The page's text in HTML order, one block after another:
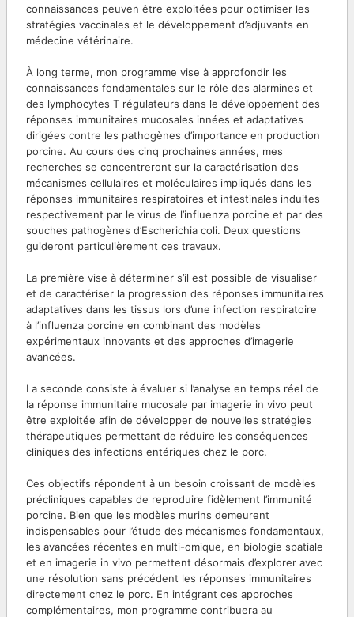
connaissances peuven être exploitées pour optimiser les
stratégies vaccinales et le développement d’adjuvants en
médecine vétérinaire.
À long terme, mon programme vise à approfondir les
connaissances fondamentales sur le rôle des alarmines et
des lymphocytes T régulateurs dans le développement des
réponses immunitaires mucosales innées et adaptatives
dirigées contre les pathogènes d’importance en production
porcine. Au cours des cinq prochaines années, mes
recherches se concentreront sur la caractérisation des
mécanismes cellulaires et moléculaires impliqués dans les
réponses immunitaires respiratoires et intestinales induites
respectivement par le virus de l’influenza porcine et par des
souches pathogènes d’Escherichia coli. Deux questions
guideront particulièrement ces travaux.
La première vise à déterminer s’il est possible de visualiser
et de caractériser la progression des réponses immunitaires
adaptatives dans les tissus lors d’une infection respiratoire
à l’influenza porcine en combinant des modèles
expérimentaux innovants et des approches d’imagerie
avancées.
La seconde consiste à évaluer si l’analyse en temps réel de
la réponse immunitaire mucosale par imagerie in vivo peut
être exploitée afin de développer de nouvelles stratégies
thérapeutiques permettant de réduire les conséquences
cliniques des infections entériques chez le porc.
Ces objectifs répondent à un besoin croissant de modèles
précliniques capables de reproduire fidèlement l’immunité
porcine. Bien que les modèles murins demeurent
indispensables pour l’étude des mécanismes fondamentaux,
les avancées récentes en multi-omique, en biologie spatiale
et en imagerie in vivo permettent désormais d’explorer avec
une résolution sans précédent les réponses immunitaires
directement chez le porc. En intégrant ces approches
complémentaires, mon programme contribuera au